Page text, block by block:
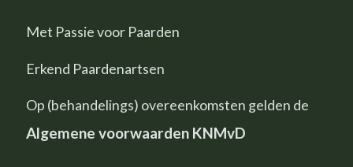
Met Passie voor Paarden
Erkend Paardenartsen
Op (behandelings) overeenkomsten gelden de
Algemene voorwaarden KNMvD